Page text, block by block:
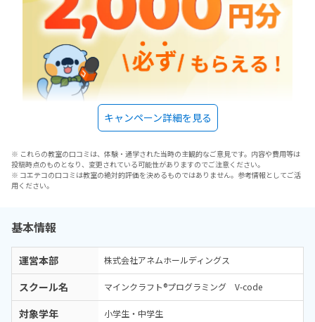
キャンペーン詳細を見る
※ これらの教室の口コミは、体験・通学された当時の主観的なご意見です。内容や費用等は
投稿時点のものとなり、変更されている可能性がありますのでご注意ください。
※ コエテコの口コミは教室の絶対的評価を決めるものではありません。参考情報としてご活
用ください。
基本情報
運営本部 株式会社アネムホールディングス
スクール名 マインクラフト®プログラミング V-code
対象学年 小学生・中学生